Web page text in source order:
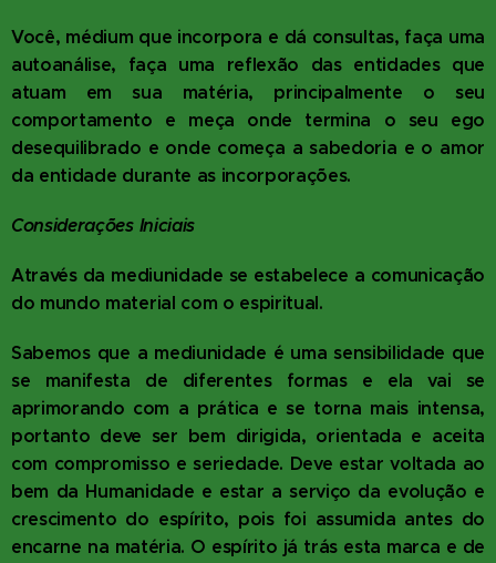
Você, médium que incorpora e dá consultas, faça uma
autoanálise, faça uma reflexão das entidades que
atuam em sua matéria, principalmente o seu
comportamento e meça onde termina o seu ego
desequilibrado e onde começa a sabedoria e o amor
da entidade durante as incorporações.
Considerações Iniciais
Através da mediunidade se estabelece a comunicação
do mundo material com o espiritual.
Sabemos que a mediunidade é uma sensibilidade que
se manifesta de diferentes formas e ela vai se
aprimorando com a prática e se torna mais intensa,
portanto deve ser bem dirigida, orientada e aceita
com compromisso e seriedade. Deve estar voltada ao
bem da Humanidade e estar a serviço da evolução e
crescimento do espírito, pois foi assumida antes do
encarne na matéria. O espírito já trás esta marca e de